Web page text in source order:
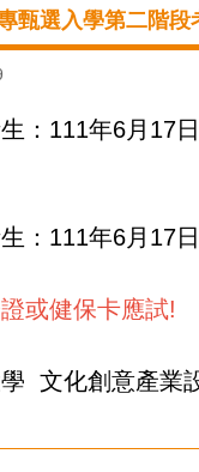
甄選入學第二階段
：111年6月17
：111年6月17
或健保卡應試!
文化創意產業